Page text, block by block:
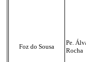
Foz do Sousa
Pe.
Rocha